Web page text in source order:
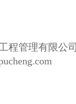
程管理有限公司